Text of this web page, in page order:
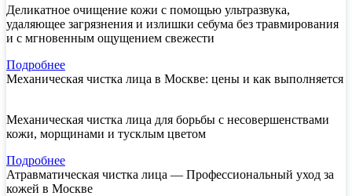
Деликатное очищение кожи с помощью ультразвука,
удаляющее загрязнения и излишки себума без травмирования
и с мгновенным ощущением свежести
Подробнее
Механическая чистка лица в Москве: цены и как выполняется
Механическая чистка лица для борьбы с несовершенствами
кожи, морщинами и тусклым цветом
Подробнее
Атравматическая чистка лица — Профессиональный уход за
кожей в Москве